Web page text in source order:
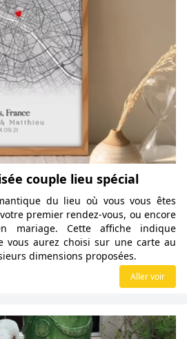
couple lieu spécial
du lieu où vous vous êtes
premier rendez-vous, ou encore
mariage. Cette affiche indique
vous aurez choisi sur une carte au
dimensions proposées.
Aller voir